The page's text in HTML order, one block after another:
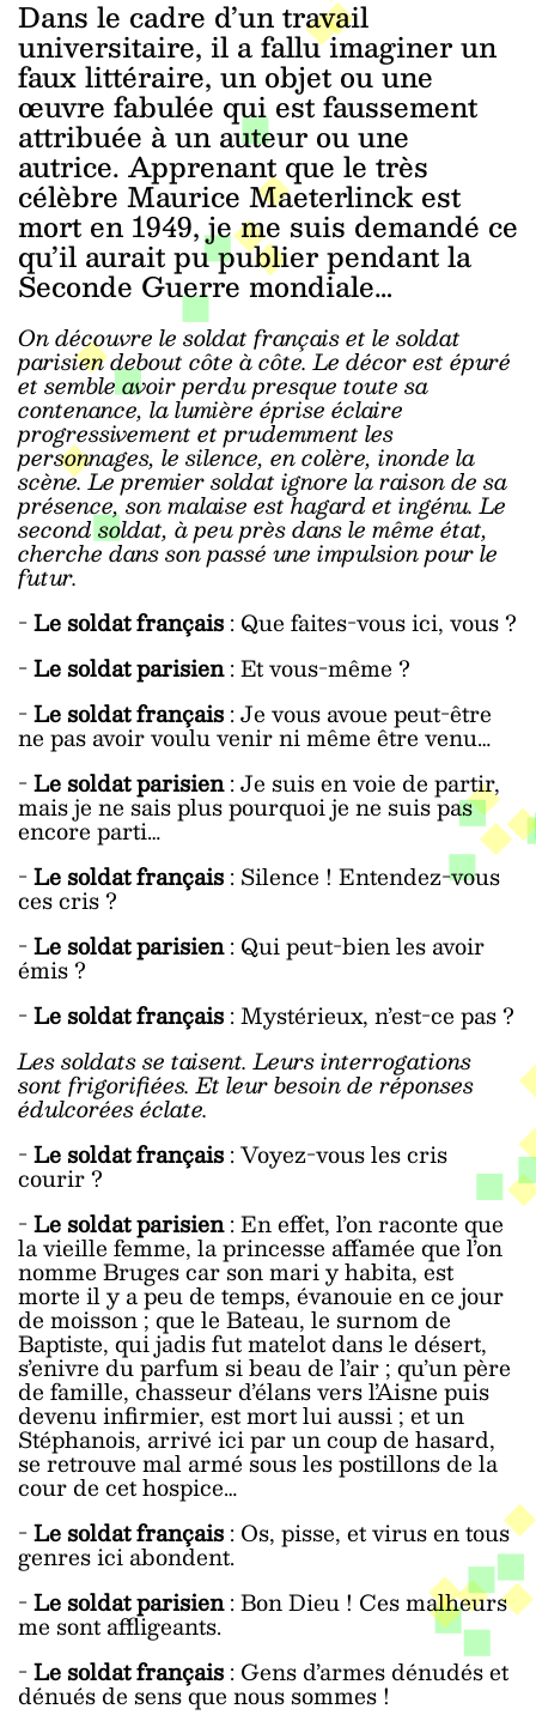
Dans le cadre d’un travail
universitaire, il a fallu imaginer un
faux littéraire, un objet ou une
œuvre fabulée qui est faussement
attribuée à un auteur ou une
autrice. Apprenant que le très
célèbre Maurice Maeterlinck est
mort en 1949, je me suis demandé ce
qu’il aurait pu publier pendant la
Seconde Guerre mondiale…
On découvre le soldat français et le soldat
parisien debout côte à côte. Le décor est épuré
et semble avoir perdu presque toute sa
contenance, la lumière éprise éclaire
progressivement et prudemment les
personnages, le silence, en colère, inonde la
scène. Le premier soldat ignore la raison de sa
présence, son malaise est hagard et ingénu. Le
second soldat, à peu près dans le même état,
cherche dans son passé une impulsion pour le
futur.
-Le soldat français: Que faites-vous ici, vous ?
-Le soldat parisien: Et vous-même ?
-Le soldat français: Je vous avoue peut-être
ne pas avoir voulu venir ni même être venu…
-Le soldat parisien: Je suis en voie de partir,
mais je ne sais plus pourquoi je ne suis pas
encore parti…
-Le soldat français: Silence ! Entendez-vous
ces cris ?
-Le soldat parisien: Qui peut-bien les avoir
émis ?
-Le soldat français: Mystérieux, n’est-ce pas ?
Les soldats se taisent. Leurs interrogations
sont frigorifiées. Et leur besoin de réponses
édulcorées éclate.
-Le soldat français: Voyez-vous les cris
courir ?
-Le soldat parisien: En effet, l’on raconte que
la vieille femme, la princesse affamée que l’on
nomme Bruges car son mari y habita, est
morte il y a peu de temps, évanouie en ce jour
de moisson ; que le Bateau, le surnom de
Baptiste, qui jadis fut matelot dans le désert,
s’enivre du parfum si beau de l’air ; qu’un père
de famille, chasseur d’élans vers l’Aisne puis
devenu infirmier, est mort lui aussi ; et un
Stéphanois, arrivé ici par un coup de hasard,
se retrouve mal armé sous les postillons de la
cour de cet hospice…
-Le soldat français: Os, pisse, et virus en tous
genres ici abondent.
-Le soldat parisien: Bon Dieu ! Ces malheurs
me sont affligeants.
-Le soldat français: Gens d’armes dénudés et
dénués de sens que nous sommes !